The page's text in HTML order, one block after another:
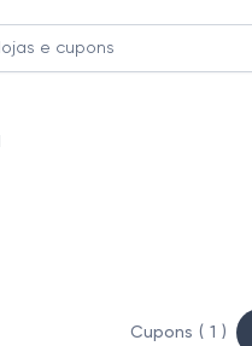
Cupons ( 1 )